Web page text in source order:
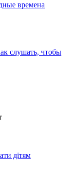
времена
слушать, чтобы
дітям